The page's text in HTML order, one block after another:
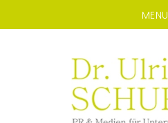
MENU
Seitenspalte